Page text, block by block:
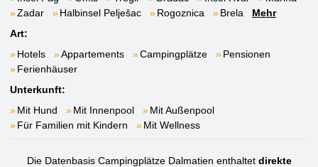
Zadar
Halbinsel Pelješac Rogoznica Brela
Mehr
Art:
Hotels
Appartements Campingplätze
Pensionen
Ferienhäuser
Unterkunft:
Mit Hund
Mit Innenpool
Mit Außenpool
Für Familien mit Kindern
Mit Wellness
Die Datenbasis Campingplätze Dalmatien enthaltet direkte